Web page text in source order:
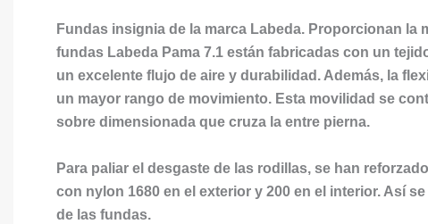
Fundas insignia de la marca Labeda. Proporcionan
fundas Labeda Pama 7.1 están fabricadas con un
un excelente flujo de aire y durabilidad. Además, la
un mayor rango de movimiento. Esta movilidad se
sobre dimensionada que cruza la entre pierna.
Para paliar el desgaste de las rodillas, se han
con nylon 1680 en el exterior y 200 en el interior. Así
de las fundas.